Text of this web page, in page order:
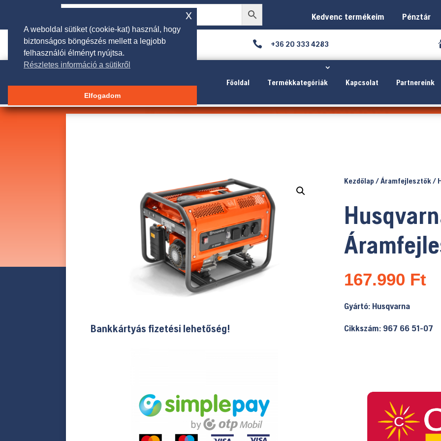
Kedvenc termékeim Pénztár
 rendeles@galgakertigep.hu  +36 20 333 4283
Főoldal Termékkategóriák Kapcsolat Partnereink
Bankkártyás fizetési lehetőség!
Kezdőlap /Áramfejlesztők/
167.990 Ft
Gyártó: Husqvarna
Cikkszám: 967 66 51-07
A weboldal sütiket (cookie-kat) használ, hogy
biztonságos böngészés mellett a legjobb
felhasználói élményt nyújtsa.
Részletes információ a sütikről
Elfogadom
x